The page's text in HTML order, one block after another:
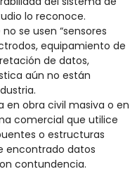
lo reconoce.
se usen “sensores
equipamiento de
de datos,
aún no están
en obra civil masiva o en
comercial que utilice
o estructuras
encontrado datos
contundencia.